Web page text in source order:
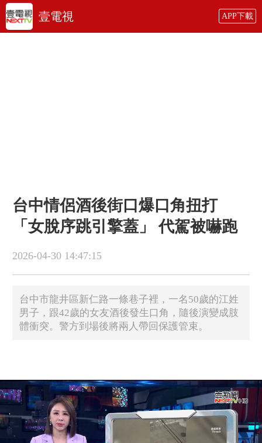
壹電視 APP下載
台中情侶酒後街口爆口角扭打
「女脫序跳引擎蓋」 代駕被嚇跑
2026-04-30 14:47:15
台中市龍井區新仁路一條巷子裡，一名50歲的江姓
男子，跟42歲的女友酒後發生口角，隨後演變成肢
體衝突。警方到場後將兩人帶回保護管束。